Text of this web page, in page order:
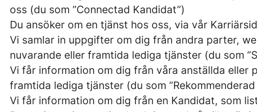
oss (du som ”Connectad Kandidat”)
Du ansöker om en tjänst hos oss, via vår
Vi samlar in uppgifter om dig från andra parter,
nuvarande eller framtida lediga tjänster (du som
Vi får information om dig från våra anställda
framtida lediga tjänster (du som ”Rekommenderad
Vi får information om dig från en Kandidat, som